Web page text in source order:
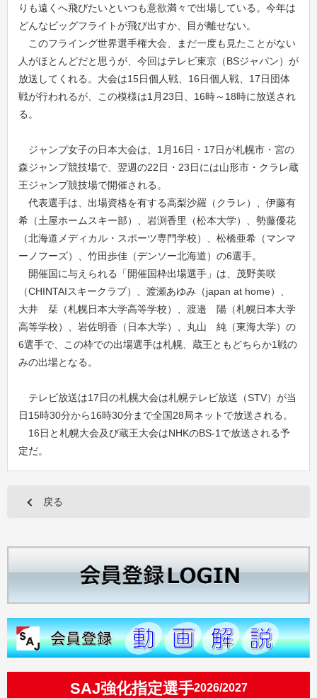
りも遠くへ飛びたいといつも意欲満々で出場している。今年は
どんなビッグフライトが飛び出すか、目が離せない。
このフライング世界選手権大会、まだ一度も見たことがない
人がほとんどだと思うが、今回はテレビ東京（BSジャパン）が
放送してくれる。大会は15日個人戦、16日個人戦、17日団体
戦が行われるが、この模様は1月23日、16時～18時に放送され
る。
ジャンプ女子の日本大会は、1月16日・17日が札幌市・宮の
森ジャンプ競技場で、翌週の22日・23日には山形市・クラレ蔵
王ジャンプ競技場で開催される。
代表選手は、出場資格を有する高梨沙羅（クラレ）、伊藤有
希（土屋ホームスキー部）、岩渕香里（松本大学）、勢藤優花
（北海道メディカル・スポーツ専門学校）、松橋亜希（マンマ
ーノフーズ）、竹田歩佳（デンソー北海道）の6選手。
開催国に与えられる「開催国枠出場選手」は、茂野美咲
（CHINTAIスキークラブ）、渡瀬あゆみ（japan at home）、
大井 栞（札幌日本大学高等学校）、渡邉 陽（札幌日本大学
高等学校）、岩佐明香（日本大学）、丸山 純（東海大学）の
6選手で、この枠での出場選手は札幌、蔵王ともどちらか1戦の
みの出場となる。
テレビ放送は17日の札幌大会は札幌テレビ放送（STV）が当
日15時30分から16時30分まで全国28局ネットで放送される。
16日と札幌大会及び蔵王大会はNHKのBS-1で放送される予
定だ。
戻る
SAJ強化指定選手2026/2027